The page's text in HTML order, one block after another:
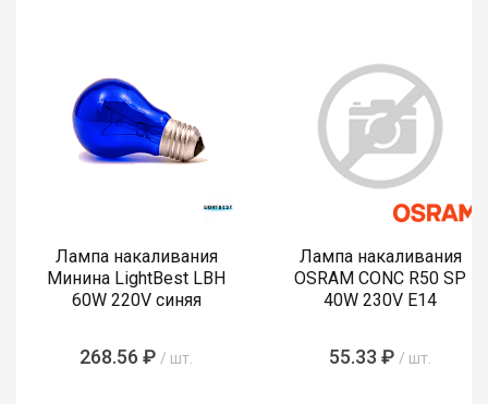
Лампа накаливания
Минина LightBest LBH
60W 220V синяя
268.56 ₽ / шт.
Лампа накаливания
OSRAM CONC R50 SP
40W 230V E14
55.33 ₽ / шт.